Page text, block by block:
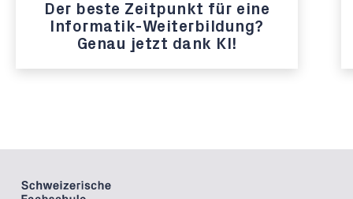
Der beste Zeitpunkt für eine
Informatik-Weiterbildung?
Genau jetzt dank KI!